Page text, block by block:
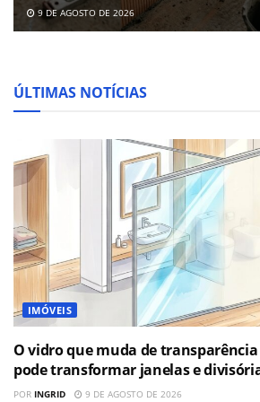
9 DE AGOSTO DE 2026
ÚLTIMAS NOTÍCIAS
IMÓVEIS
O vidro que muda de
pode transformar janelas e
POR INGRID 9 DE AGOSTO DE 2026